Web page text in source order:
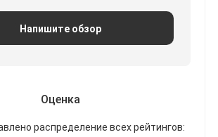
фильма Polyimide
Напишите обзор
Оценка
распределение всех рейтингов: